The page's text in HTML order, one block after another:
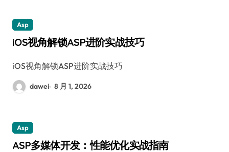
Asp
iOS视角解锁ASP进阶实战技巧
iOS视角解锁ASP进阶实战技巧
dawei 8 月 1, 2026
Asp
ASP多媒体开发：性能优化实战指南